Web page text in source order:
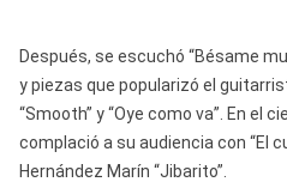
Después, se escuchó “Bésame
y piezas que popularizó el
“Smooth” y “Oye como va”. En el
complació a su audiencia con “El
Hernández Marín “Jibarito”.